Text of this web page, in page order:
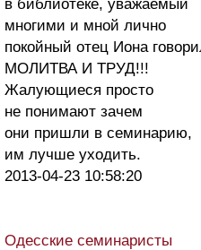
в библиотеке, уважаемый
многими и мной лично
покойный отец Иона
МОЛИТВА И ТРУД!!!
Жалующиеся просто
не понимают зачем
они пришли в семинарию,
им лучше уходить.
2013-04-23 10:58:20
Одесские семинаристы